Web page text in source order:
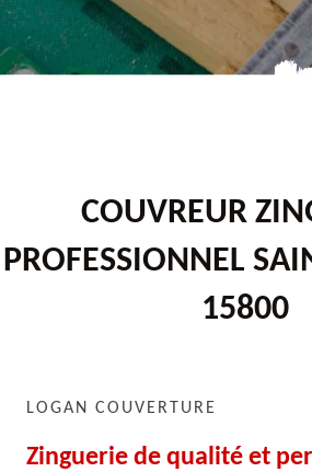
COUVREUR
PROFESSIONNEL
15800
LOGAN COUVERTURE
Zinguerie de qualité et